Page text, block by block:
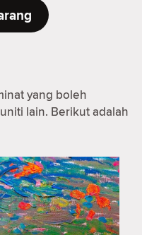
yang boleh
lain. Berikut adalah